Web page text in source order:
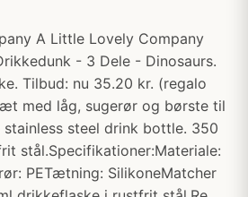
A Little Lovely Company
- 3 Dele - Dinosaurs.
Tilbud: nu 35.20 kr. (regalo
med låg, sugerør og børste til
steel drink bottle. 350
stål.Specifikationer:Materiale:
PETætning: SilikoneMatcher